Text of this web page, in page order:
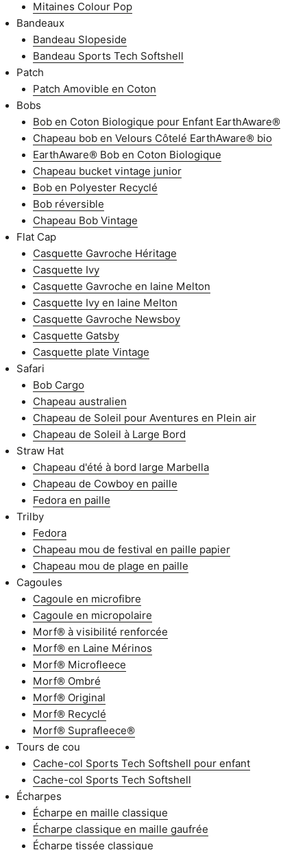
Mitaines Colour Pop
Bandeaux
Bandeau Slopeside
Bandeau Sports Tech Softshell
Patch
Patch Amovible en Coton
Bobs
Bob en Coton Biologique pour Enfant EarthAware®
Chapeau bob en Velours Côtelé EarthAware® bio
EarthAware® Bob en Coton Biologique
Chapeau bucket vintage junior
Bob en Polyester Recyclé
Bob réversible
Chapeau Bob Vintage
Flat Cap
Casquette Gavroche Héritage
Casquette Ivy
Casquette Gavroche en laine Melton
Casquette Ivy en laine Melton
Casquette Gavroche Newsboy
Casquette Gatsby
Casquette plate Vintage
Safari
Bob Cargo
Chapeau australien
Chapeau de Soleil pour Aventures en Plein air
Chapeau de Soleil à Large Bord
Straw Hat
Chapeau d'été à bord large Marbella
Chapeau de Cowboy en paille
Fedora en paille
Trilby
Fedora
Chapeau mou de festival en paille papier
Chapeau mou de plage en paille
Cagoules
Cagoule en microfibre
Cagoule en micropolaire
Morf® à visibilité renforcée
Morf® en Laine Mérinos
Morf® Microfleece
Morf® Ombré
Morf® Original
Morf® Recyclé
Morf® Suprafleece®
Tours de cou
Cache-col Sports Tech Softshell pour enfant
Cache-col Sports Tech Softshell
Écharpes
Écharpe en maille classique
Écharpe classique en maille gaufrée
Écharpe tissée classique